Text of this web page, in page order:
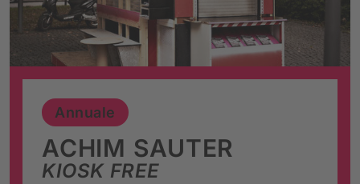
Annuale
KIOSK FREE
ACHIM SAUTER